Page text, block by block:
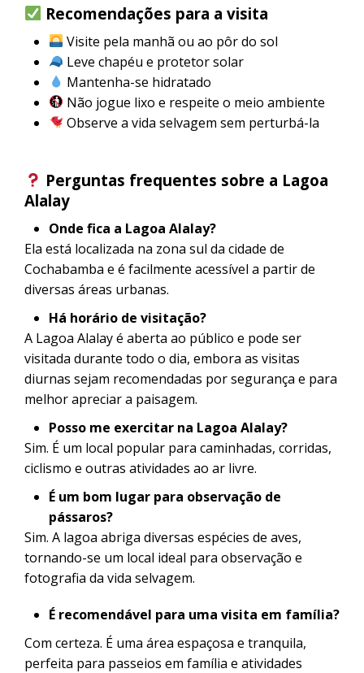
Recomendações para a visita
Visite pela manhã ou ao pôr do sol
Leve chapéu e protetor solar
Mantenha-se hidratado
Não jogue lixo e respeite o meio ambiente
Observe a vida selvagem sem perturbá-la
Perguntas frequentes sobre a Lagoa
Alalay
Onde fica a Lagoa Alalay?
Ela está localizada na zona sul da cidade de
Cochabamba e é facilmente acessível a partir de
diversas áreas urbanas.
Há horário de visitação?
A Lagoa Alalay é aberta ao público e pode ser
visitada durante todo o dia, embora as visitas
diurnas sejam recomendadas por segurança e para
melhor apreciar a paisagem.
Posso me exercitar na Lagoa Alalay?
Sim. É um local popular para caminhadas, corridas,
ciclismo e outras atividades ao ar livre.
É um bom lugar para observação de
pássaros?
Sim. A lagoa abriga diversas espécies de aves,
tornando-se um local ideal para observação e
fotografia da vida selvagem.
É recomendável para uma visita em família?
Com certeza. É uma área espaçosa e tranquila,
perfeita para passeios em família e atividades